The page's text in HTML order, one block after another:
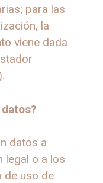
para las
la
viene dada
datos a
legal o a los
de uso de